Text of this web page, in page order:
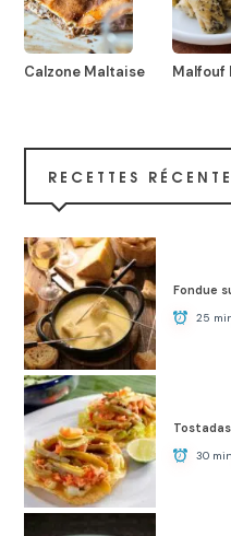
Calzone Maltaise Malfouf
RECETTES
Fondue
25
30